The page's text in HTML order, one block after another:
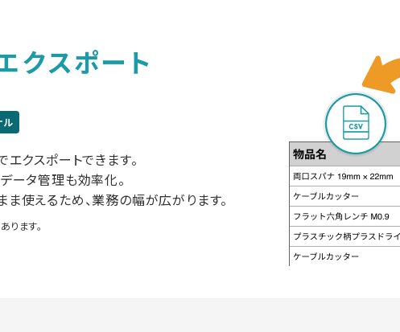
クスポート
ル
クスポートできます。
ータ管理も効率化。
使えるため、業務の幅が広がります。
ります。